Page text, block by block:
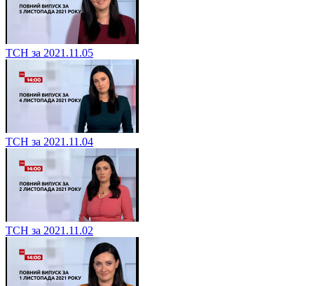
ТСН за 2021.11.05
ТСН за 2021.11.04
ТСН за 2021.11.02